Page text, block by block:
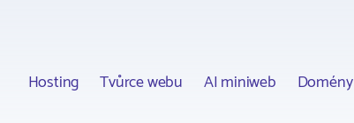
Hosting Tvůrce webu AI miniweb Domény